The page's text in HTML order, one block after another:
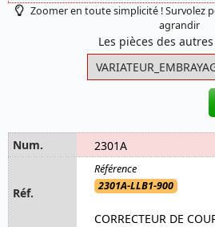
Zoomer en toute simplicité ! Survolez
agrandir
Les pièces des
2301A
2301A-LLB1-900
CORRECTEUR DE